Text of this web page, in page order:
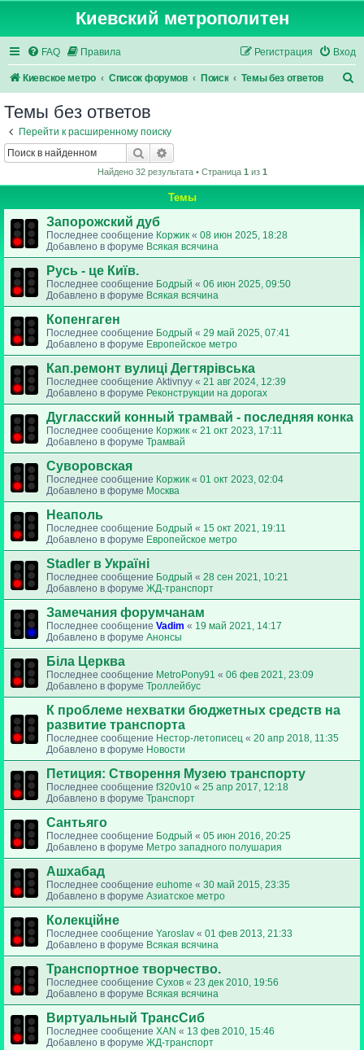
Киевский метрополитен
FAQ Правила Вход
Регистрация
Киевское метро Список форумов Поиск Темы без ответов
Темы без ответов
Перейти к расширенному поиску
Поиск
Найдено 32 результата • Страница 1из 1
Темы
Запорожский дуб
Последнее сообщение Коржик « 08 июн 2025, 18:28
Добавлено в форуме Всякая всячина
Русь - це Київ.
Последнее сообщение Бодрый « 06 июн 2025, 09:50
Добавлено в форуме Всякая всячина
Копенгаген
Последнее сообщение Бодрый « 29 май 2025, 07:41
Добавлено в форуме Европейское метро
Кап.ремонт вулиці Дегтярівська
Последнее сообщение Aktivnyy « 21 авг 2024, 12:39
Добавлено в форуме Реконструкции на дорогах
Дугласский конный трамвай - последняя конка
Последнее сообщение Коржик « 21 окт 2023, 17:11
Добавлено в форуме Трамвай
Суворовская
Последнее сообщение Коржик « 01 окт 2023, 02:04
Добавлено в форуме Москва
Неаполь
Последнее сообщение Бодрый « 15 окт 2021, 19:11
Добавлено в форуме Европейское метро
Stadler в Україні
Последнее сообщение Бодрый « 28 сен 2021, 10:21
Добавлено в форуме ЖД-транспорт
Замечания форумчанам
Последнее сообщение Vadim « 19 май 2021, 14:17
Добавлено в форуме Анонсы
Біла Церква
Последнее сообщение MetroPony91 « 06 фев 2021, 23:09
Добавлено в форуме Троллейбус
К проблеме нехватки бюджетных средств на
развитие транспорта
Последнее сообщение Нестор-летописец « 20 апр 2018, 11:35
Добавлено в форуме Новости
Петиция: Cтворення Музею транспорту
Последнее сообщение f320v10 « 25 апр 2017, 12:18
Добавлено в форуме Транспорт
Сантьяго
Последнее сообщение Бодрый « 05 июн 2016, 20:25
Добавлено в форуме Метро западного полушария
Ашхабад
Последнее сообщение euhome « 30 май 2015, 23:35
Добавлено в форуме Азиатское метро
Колекційне
Последнее сообщение Yaroslav « 01 фев 2013, 21:33
Добавлено в форуме Всякая всячина
Транспортное творчество.
Последнее сообщение Сухов « 23 дек 2010, 19:56
Добавлено в форуме Всякая всячина
Виртуальный ТрансСиб
Последнее сообщение XAN « 13 фев 2010, 15:46
Добавлено в форуме ЖД-транспорт